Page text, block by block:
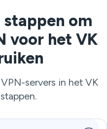
stappen om
voor het VK
servers in het VK